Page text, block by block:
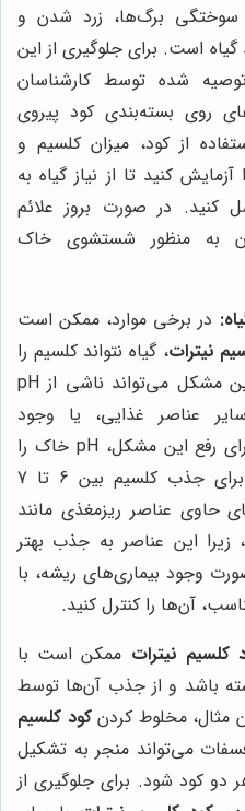
برگ‌ها، زرد شدن و
است. برای جلوگیری از این
شده توسط کارشناسان
روی بسته‌بندی کود پیروی
از کود، میزان کلسیم و
کنید تا از نیاز گیاه به
کنید. در صورت بروز علائم
به منظور شستشوی خاک
در برخی موارد، ممکن است
نیترات، گیاه نتواند کلسیم را
به طور موثر جذب کند. این مشکل می‌تواند ناشی از pH
عناصر غذایی، یا وجود
بیماری‌های ریشه باشد. برای رفع این مشکل، pH خاک را
تنظیم کنید (بهترین pH برای جذب کلسیم بین 6 تا 7
حاوی عناصر ریزمغذی مانند
زیرا این عناصر به جذب بهتر
وجود بیماری‌های ریشه، با
آن‌ها را کنترل کنید.
کلسیم نیترات ممکن است با
باشد و از جذب آن‌ها توسط
مثال، مخلوط کردنکود کلسیم
می‌تواند منجر به تشکیل
کود شود. برای جلوگیری از